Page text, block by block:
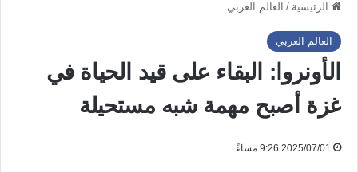
الرئيسية / العالم العربي
العالم العربي
الأونروا: البقاء على قيد الحياة في
غزة أصبح مهمة شبه مستحيلة
2025/07/01 9:26 مساءً